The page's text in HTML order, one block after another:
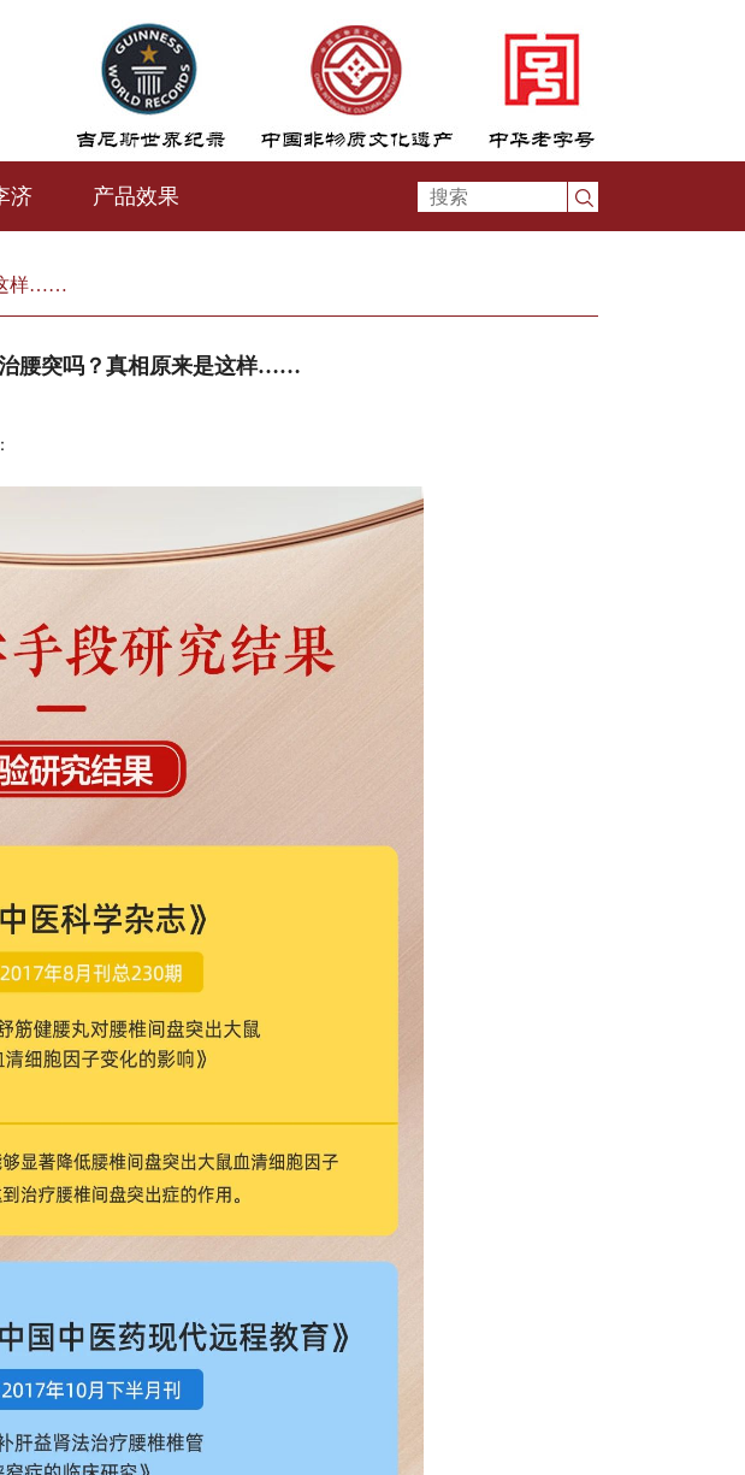
济 产品效果
样……
腰突吗？真相原来是这样……